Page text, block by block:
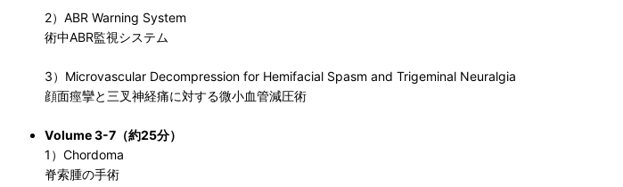
2）ABR Warning System
術中ABR監視システム
3）Microvascular Decompression for Hemifacial Spasm and Trigeminal Neuralgia
顔面痙攣と三叉神経痛に対する微小血管減圧術
Volume 3-7（約25分）
1）Chordoma
脊索腫の手術